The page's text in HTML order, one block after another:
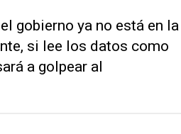
gobierno ya no está en la
si lee los datos como
a golpear al